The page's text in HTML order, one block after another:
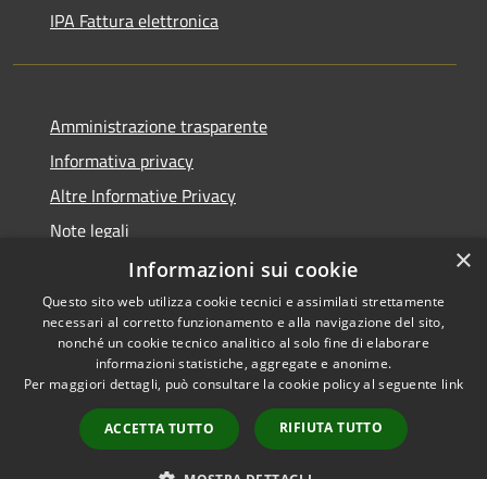
IPA Fattura elettronica
Amministrazione trasparente
Informativa privacy
Altre Informative Privacy
Note legali
Dichiarazione di accessibilità
RSS
Accessibilità
Copyright © 2026 • Comune di
Municipium•
Accesso
redazione
×
Informazioni sui cookie
Questo sito web utilizza cookie tecnici e assimilati strettamente
necessari al corretto funzionamento e alla navigazione del sito,
nonché un cookie tecnico analitico al solo fine di elaborare
informazioni statistiche, aggregate e anonime.
Per maggiori dettagli, può consultare la cookie policy al seguente link
ACCETTA TUTTO RIFIUTA TUTTO